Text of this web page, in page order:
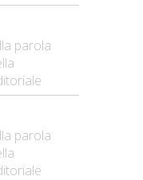
parola
parola